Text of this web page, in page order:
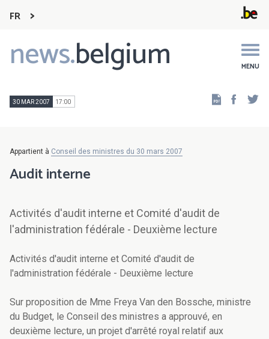
FR
news.belgium MENU
Main
navigation
30 MAR 2007 17:00
Appartient à Conseil des ministres du 30 mars 2007
Audit interne
Activités d'audit interne et Comité d'audit de
l'administration fédérale - Deuxième lecture
Activités d'audit interne et Comité d'audit de
l'administration fédérale - Deuxième lecture
Sur proposition de Mme Freya Van den Bossche, ministre
du Budget, le Conseil des ministres a approuvé, en
deuxième lecture, un projet d'arrêté royal relatif aux